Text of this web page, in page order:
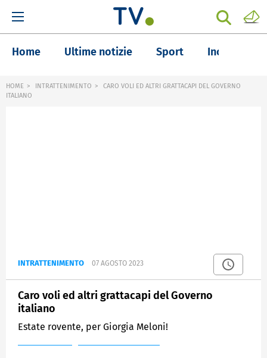
Home Ultime notizie Sport Inchieste
HOME INTRATTENIMENTO
CARO VOLI ED ALTRI GRATTACAPI DEL GOVERNO
ITALIANO
INTRATTENIMENTO 07 AGOSTO 2023
Caro voli ed altri grattacapi del Governo
italiano
Estate rovente, per Giorgia Meloni!